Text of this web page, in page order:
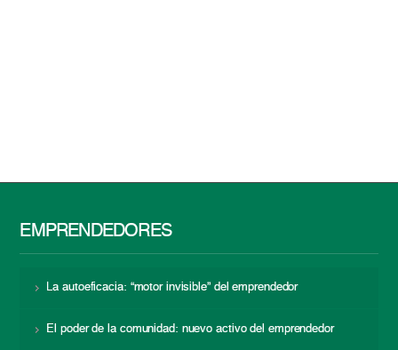
EMPRENDEDORES
La autoeficacia: “motor invisible” del emprendedor
El poder de la comunidad: nuevo activo del emprendedor